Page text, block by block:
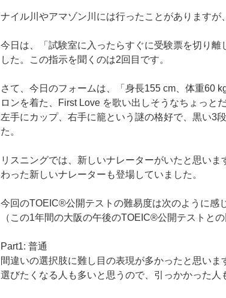
ナイル川やアマゾン川には行ったことがありますが
今日は、「試験室に入ったらすぐに受験票を切り離
した。この指示を聞くのは2回目です。
さて、今日のフォームは、「身長155 cm、体重60
ロンを着た、First Love を歌い出しそうなちょっと
左手にカップ、右手に籠という謎の格好で、黒い3
た。
リスニングでは、新しいナレーターがいたと思い
わった新しいナレーターも登場していました。
今回のTOEIC®公開テストの難易度は次のように感
（この1年間の大阪の午後のTOEIC®公開テストとの
Part1: 普通
間違いの選択肢に難し目の表現が多かったと思い
選びたくなる人も多いと思うので、引っかかった人